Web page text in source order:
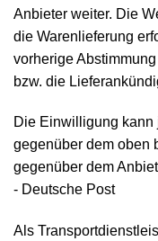
Anbieter weiter. Die
die Warenlieferung
vorherige
bzw. die
Die Einwilligung kann
gegenüber dem oben
gegenüber dem
- Deutsche Post
Als